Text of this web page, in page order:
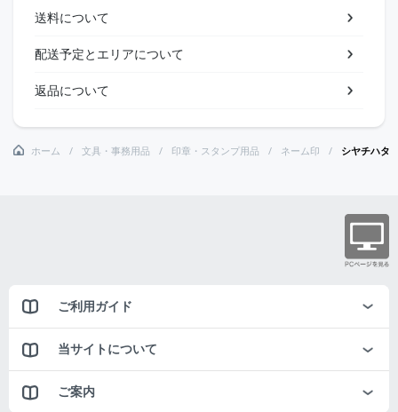
送料について
配送予定とエリアについて
返品について
ホーム 文具・事務用品 印章・スタンプ用品 ネーム印 シヤチハ
ご利用ガイド
当サイトについて
ご案内